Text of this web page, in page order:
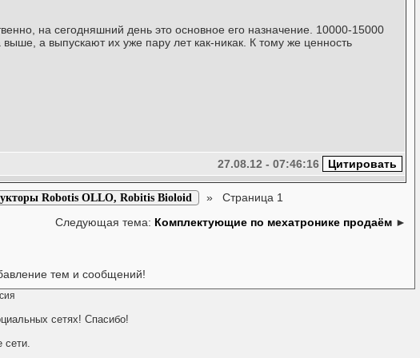
на сегодняшний день это основное его назначение. 10000-15000
а выпускают их уже пару лет как-никак. К тому же ценность
27.08.12 - 07:46:16
Robotis OLLO, Robitis Bioloid » Страница 1
Следующая тема: Комплектующие по мехатронике продаём ►
тем и сообщений!
сетях! Спасибо!
сети.